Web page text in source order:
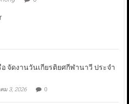
อ จัดงานวันเกียรติยศกีฬานาวี ประจำ
ม 3, 2026 0